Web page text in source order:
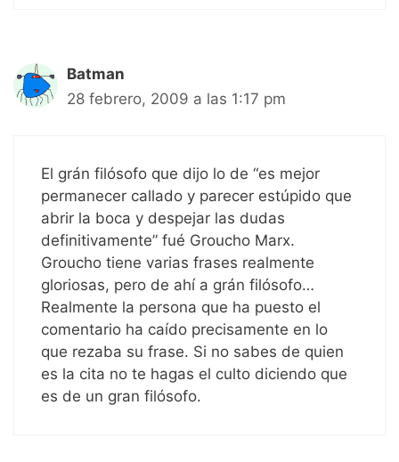
Batman
28 febrero, 2009 a las 1:17 pm
El grán filósofo que dijo lo de “es mejor
permanecer callado y parecer estúpido que
abrir la boca y despejar las dudas
definitivamente” fué Groucho Marx.
Groucho tiene varias frases realmente
gloriosas, pero de ahí a grán filósofo…
Realmente la persona que ha puesto el
comentario ha caído precisamente en lo
que rezaba su frase. Si no sabes de quien
es la cita no te hagas el culto diciendo que
es de un gran filósofo.